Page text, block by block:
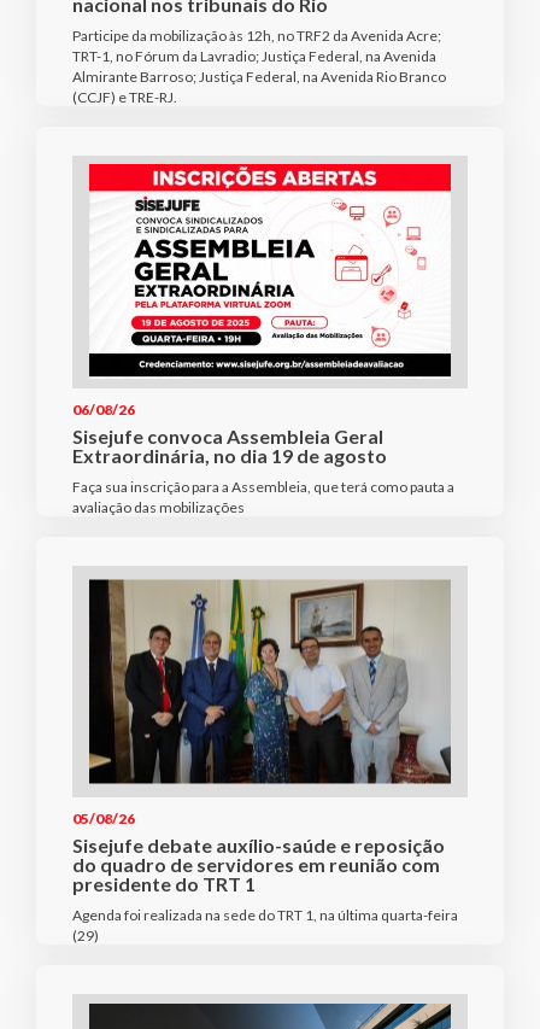
Participe da mobilização às 12h, no TRF2 da Avenida Acre;
TRT-1, no Fórum da Lavradio; Justiça Federal, na Avenida
Almirante Barroso; Justiça Federal, na Avenida Rio Branco
(CCJF) e TRE-RJ.
06/08/26
Sisejufe convoca Assembleia Geral
Extraordinária, no dia 19 de agosto
Faça sua inscrição para a Assembleia, que terá como pauta a
avaliação das mobilizações
05/08/26
Sisejufe debate auxílio-saúde e reposição
do quadro de servidores em reunião com
presidente do TRT 1
Agenda foi realizada na sede do TRT 1, na última quarta-feira
(29)